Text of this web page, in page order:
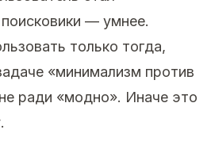
— умнее.
только тогда,
«минимализм против
ради «модно». Иначе это